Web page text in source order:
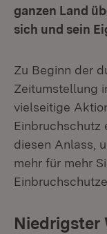
ganzen Land
sich und sein
Zu Beginn der
Zeitumstellung
vielseitige
Einbruchschutz
diesen Anlass,
mehr für mehr
Niedrigster